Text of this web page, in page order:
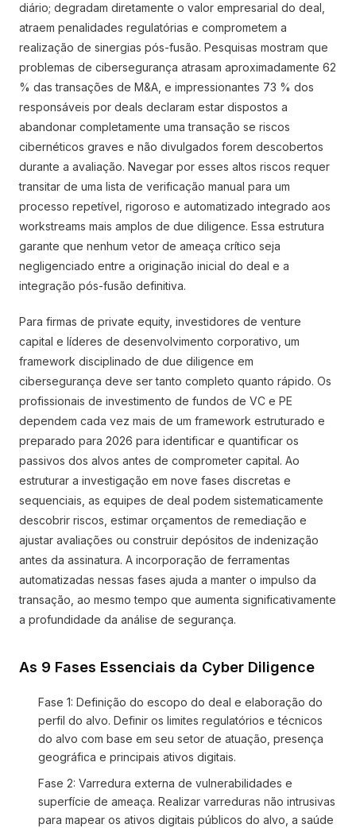
diário; degradam diretamente o valor empresarial do deal,
atraem penalidades regulatórias e comprometem a
realização de sinergias pós-fusão. Pesquisas mostram que
problemas de cibersegurança atrasam aproximadamente 62
% das transações de M&A, e impressionantes 73 % dos
responsáveis por deals declaram estar dispostos a
abandonar completamente uma transação se riscos
cibernéticos graves e não divulgados forem descobertos
durante a avaliação. Navegar por esses altos riscos requer
transitar de uma lista de verificação manual para um
processo repetível, rigoroso e automatizado integrado aos
workstreams mais amplos de due diligence. Essa estrutura
garante que nenhum vetor de ameaça crítico seja
negligenciado entre a originação inicial do deal e a
integração pós-fusão definitiva.
Para firmas de private equity, investidores de venture
capital e líderes de desenvolvimento corporativo, um
framework disciplinado de due diligence em
cibersegurança deve ser tanto completo quanto rápido. Os
profissionais de investimento de fundos de VC e PE
dependem cada vez mais de um framework estruturado e
preparado para 2026 para identificar e quantificar os
passivos dos alvos antes de comprometer capital. Ao
estruturar a investigação em nove fases discretas e
sequenciais, as equipes de deal podem sistematicamente
descobrir riscos, estimar orçamentos de remediação e
ajustar avaliações ou construir depósitos de indenização
antes da assinatura. A incorporação de ferramentas
automatizadas nessas fases ajuda a manter o impulso da
transação, ao mesmo tempo que aumenta significativamente
a profundidade da análise de segurança.
As 9 Fases Essenciais da Cyber Diligence
Fase 1: Definição do escopo do deal e elaboração do
perfil do alvo. Definir os limites regulatórios e técnicos
do alvo com base em seu setor de atuação, presença
geográfica e principais ativos digitais.
Fase 2: Varredura externa de vulnerabilidades e
superfície de ameaça. Realizar varreduras não intrusivas
para mapear os ativos digitais públicos do alvo, a saúde